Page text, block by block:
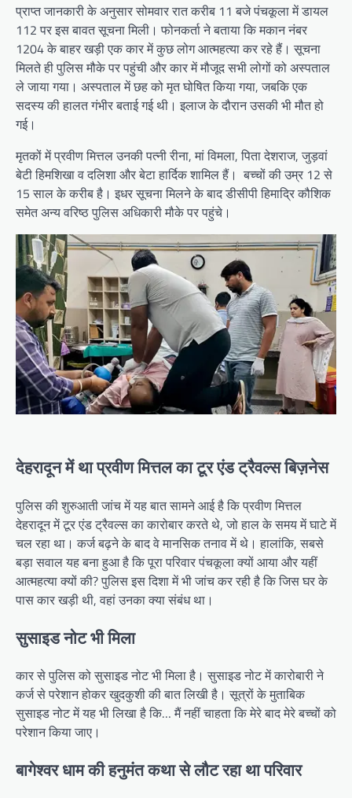
प्राप्त जानकारी के अनुसार सोमवार रात करीब 11 बजे पंचकूला में डायल
112 पर इस बावत सूचना मिली। फोनकर्ता ने बताया कि मकान नंबर
1204 के बाहर खड़ी एक कार में कुछ लोग आत्महत्या कर रहे हैं। सूचना
मिलते ही पुलिस मौके पर पहुंची और कार में मौजूद सभी लोगों को अस्पताल
ले जाया गया। अस्पताल में छह को मृत घोषित किया गया, जबकि एक
सदस्य की हालत गंभीर बताई गई थी। इलाज के दौरान उसकी भी मौत हो
गई।
मृतकों में प्रवीण मित्तल उनकी पत्नी रीना, मां विमला, पिता देशराज, जुड़वां
बेटी हिमशिखा व दलिशा और बेटा हार्दिक शामिल हैं। बच्चों की उम्र 12 से
15 साल के करीब है। इधर सूचना मिलने के बाद डीसीपी हिमाद्रि कौशिक
समेत अन्य वरिष्ठ पुलिस अधिकारी मौके पर पहुंचे।
देहरादून में था प्रवीण मित्तल का टूर एंड ट्रैवल्स बिज़नेस
पुलिस की शुरुआती जांच में यह बात सामने आई है कि प्रवीण मित्तल
देहरादून में टूर एंड ट्रैवल्स का कारोबार करते थे, जो हाल के समय में घाटे में
चल रहा था। कर्ज बढ़ने के बाद वे मानसिक तनाव में थे। हालांकि, सबसे
बड़ा सवाल यह बना हुआ है कि पूरा परिवार पंचकूला क्यों आया और यहीं
आत्महत्या क्यों की? पुलिस इस दिशा में भी जांच कर रही है कि जिस घर के
पास कार खड़ी थी, वहां उनका क्या संबंध था।
सुसाइड नोट भी मिला
कार से पुलिस को सुसाइड नोट भी मिला है। सुसाइड नोट में कारोबारी ने
कर्ज से परेशान होकर खुदकुशी की बात लिखी है। सूत्रों के मुताबिक
सुसाइड नोट में यह भी लिखा है कि… मैं नहीं चाहता कि मेरे बाद मेरे बच्चों को
परेशान किया जाए।
बागेश्वर धाम की हनुमंत कथा से लौट रहा था परिवार